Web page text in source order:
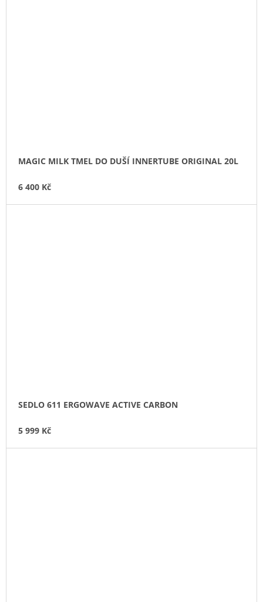
MAGIC MILK TMEL DO DUŠÍ INNERTUBE ORIGINAL 20L
6 400 Kč
SEDLO 611 ERGOWAVE ACTIVE CARBON
5 999 Kč